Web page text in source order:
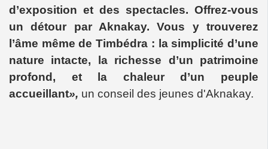
d’exposition et des spectacles. Offrez-vous
un détour par Aknakay. Vous y trouverez
l’âme même de Timbédra : la simplicité d’une
nature intacte, la richesse d’un patrimoine
profond, et la chaleur d’un peuple
accueillant», un conseil des jeunes d'Aknakay.